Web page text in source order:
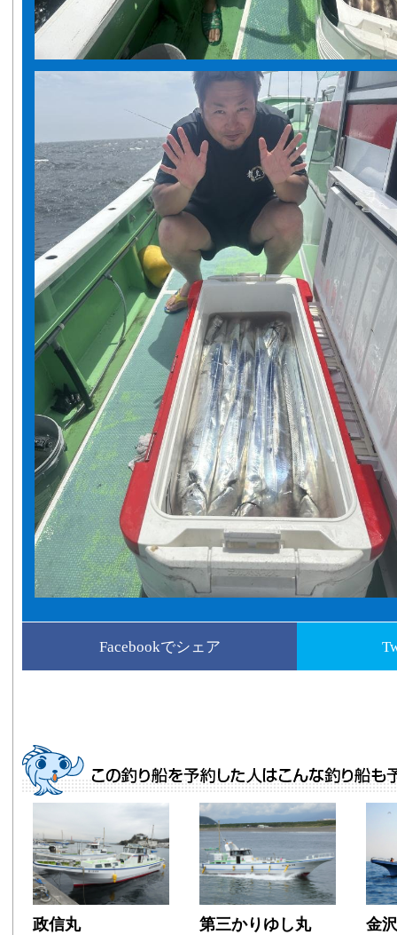
Facebookでシェア
政信丸 第三かりゆし丸 金